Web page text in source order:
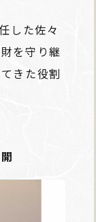
した佐々
を守り継
きた役割